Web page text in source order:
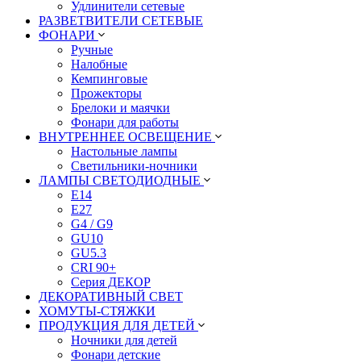
Удлинители сетевые
РАЗВЕТВИТЕЛИ СЕТЕВЫЕ
ФОНАРИ
Ручные
Налобные
Кемпинговые
Прожекторы
Брелоки и маячки
Фонари для работы
ВНУТРЕННЕЕ ОСВЕЩЕНИЕ
Настольные лампы
Светильники-ночники
ЛАМПЫ СВЕТОДИОДНЫЕ
E14
E27
G4 / G9
GU10
GU5.3
CRI 90+
Серия ДЕКОР
ДЕКОРАТИВНЫЙ СВЕТ
ХОМУТЫ-СТЯЖКИ
ПРОДУКЦИЯ ДЛЯ ДЕТЕЙ
Ночники для детей
Фонари детские